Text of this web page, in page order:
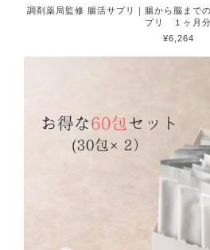
調剤薬局監修 腸活サプリ｜腸から脳まで
プリ １ヶ月分
¥6,264